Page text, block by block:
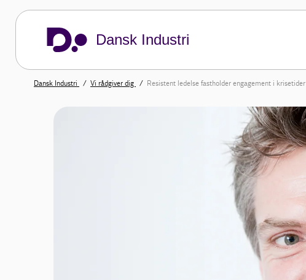
Dansk Industri
Dansk Industri Vi rådgiver dig Resistent ledelse fastholder engagement i krisetider